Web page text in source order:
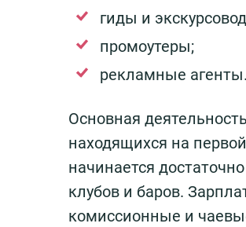
гиды и
промоутеры;
рекламные агенты.
Основная
находящихся на
начинается
клубов и баров.
комиссионные и